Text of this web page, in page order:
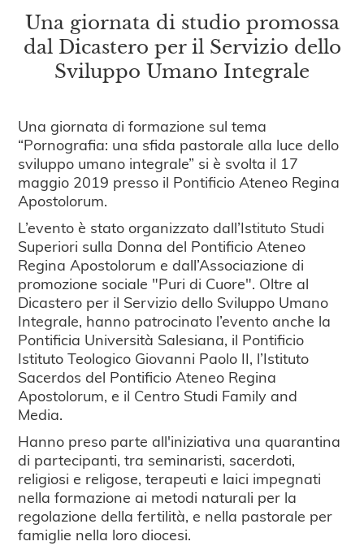
Una giornata di studio promossa
dal Dicastero per il Servizio dello
Sviluppo Umano Integrale
Una giornata di formazione sul tema
“Pornografia: una sfida pastorale alla luce dello
sviluppo umano integrale” si è svolta il 17
maggio 2019 presso il Pontificio Ateneo Regina
Apostolorum.
L’evento è stato organizzato dall’Istituto Studi
Superiori sulla Donna del Pontificio Ateneo
Regina Apostolorum e dall’Associazione di
promozione sociale "Puri di Cuore". Oltre al
Dicastero per il Servizio dello Sviluppo Umano
Integrale, hanno patrocinato l’evento anche la
Pontificia Università Salesiana, il Pontificio
Istituto Teologico Giovanni Paolo II, l’Istituto
Sacerdos del Pontificio Ateneo Regina
Apostolorum, e il Centro Studi Family and
Media.
Hanno preso parte all'iniziativa una quarantina
di partecipanti, tra seminaristi, sacerdoti,
religiosi e religose, terapeuti e laici impegnati
nella formazione ai metodi naturali per la
regolazione della fertilità, e nella pastorale per
famiglie nella loro diocesi.